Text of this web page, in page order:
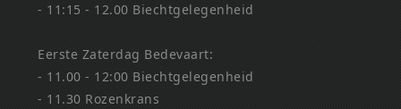
- 11:15 - 12.00 Biechtgelegenheid
Eerste Zaterdag Bedevaart:
- 11.00 - 12:00 Biechtgelegenheid
- 11.30 Rozenkrans